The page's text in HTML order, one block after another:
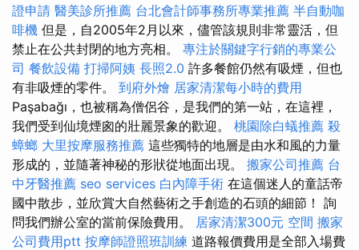
證申請 醫美診所推薦 台北會計師事務所專業推薦 半自動咖
啡機 但是，自2005年2月以來，儘管該規則非常靈活，但
禁止在公共封閉的地方亮相。 專注於關鍵字行銷的專業公
司 餐飲設備 打掃阿姨 長照2.0 許多餐館仍然有吸煙，但也
有非吸煙的零件。 到府外燴 居家清潔每小時的費用
Paşabağı，也被稱為僧侶谷，是我們的第一站，在這裡，
我們受到仙境煙囪的壯麗景象的歡迎。 桃園除白蟻推薦 殺
蟑螂 大里按摩服務推薦 這些獨特的地層是由水和風的力量
形成的，並隨著神秘的形狀從地面出現。 搬家公司推薦 台
中牙醫推薦 seo services 白內障手術 在這個迷人的童話帝
國中散步，並欣賞大自然藝術之手創造的石頭的細節！ 詢
問我們辦公室的當前保險費用。 居家清潔300元 空間 搬家
公司費用ptt 按摩師證照班訓練 道路報價費用是全部入場費